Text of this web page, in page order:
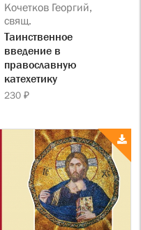
Кочетков Георгий,
свящ.
Таинственное
введение в
православную
катехетику
230 ₽